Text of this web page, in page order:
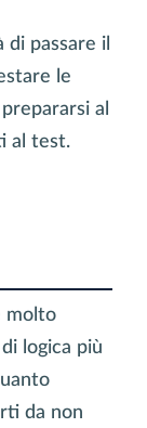
passare il
le
al
al test.
molto
logica più
da non